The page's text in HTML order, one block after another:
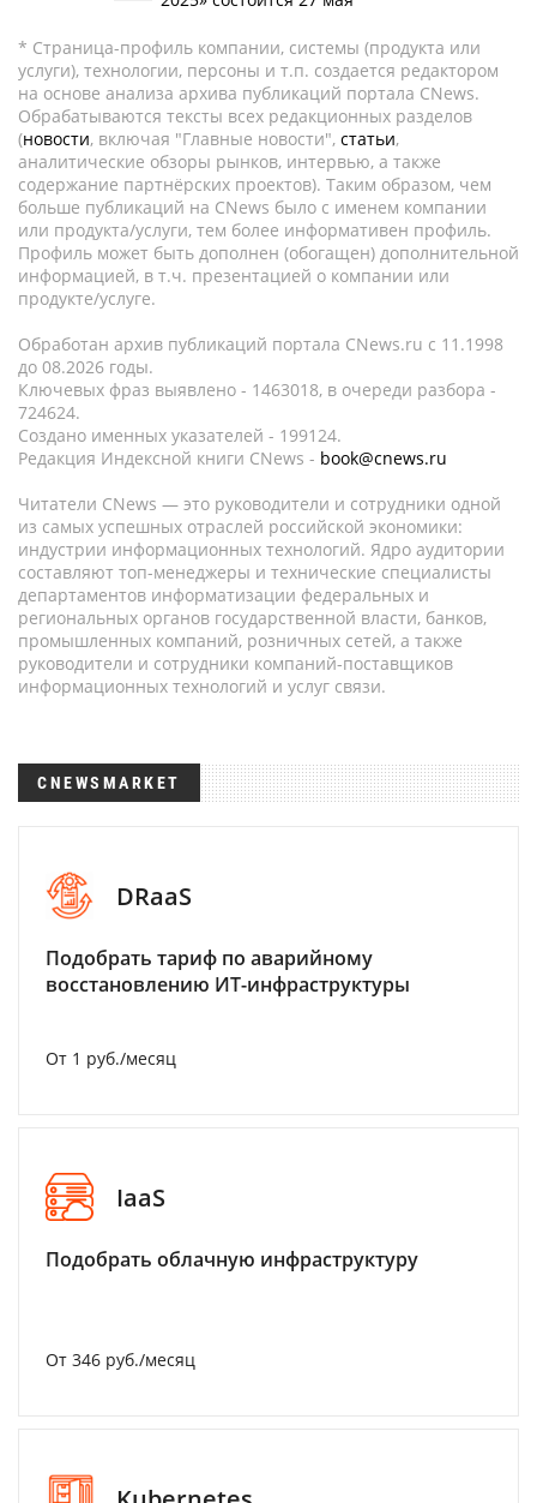
* Страница-профиль компании, системы (продукта или
услуги), технологии, персоны и т.п. создается редактором
на основе анализа архива публикаций портала CNews.
Обрабатываются тексты всех редакционных разделов
(новости, включая "Главные новости", статьи,
аналитические обзоры рынков, интервью, а также
содержание партнёрских проектов). Таким образом, чем
больше публикаций на CNews было с именем компании
или продукта/услуги, тем более информативен профиль.
Профиль может быть дополнен (обогащен) дополнительной
информацией, в т.ч. презентацией о компании или
продукте/услуге.
Обработан архив публикаций портала CNews.ru c 11.1998
до 08.2026 годы.
Ключевых фраз выявлено - 1463018, в очереди разбора -
724624.
Создано именных указателей - 199124.
Редакция Индексной книги CNews - book@cnews.ru
Читатели CNews — это руководители и сотрудники одной
из самых успешных отраслей российской экономики:
индустрии информационных технологий. Ядро аудитории
составляют топ-менеджеры и технические специалисты
департаментов информатизации федеральных и
региональных органов государственной власти, банков,
промышленных компаний, розничных сетей, а также
руководители и сотрудники компаний-поставщиков
информационных технологий и услуг связи.
CNEWSMARKET
DRaaS
Подобрать тариф по аварийному
восстановлению ИТ-инфраструктуры
От 1 руб./месяц
IaaS
Подобрать облачную инфраструктуру
От 346 руб./месяц